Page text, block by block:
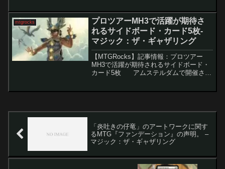
まり高まっていないようです。それで
も、このセット...
mtgrocks
プロツアーMH3で活躍が期待さ
れるサイドボード・カード5枚-
マジック：ザ・ギャザリング
【MTGRocks】記事情報：プロツアー
MH3で活躍が期待されるサイドボード・
カード5枚 アムステルダムで開催され
「炎吐きの仔竜」のアートワークに関す
るMTG『ファンデーション』の声明。 –
マジック：ザ・ギャザリング